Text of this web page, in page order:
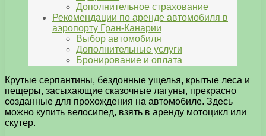
Дополнительное страхование
Рекомендации по аренде автомобиля в
аэропорту Гран-Канарии
Выбор автомобиля
Дополнительные услуги
Бронирование и оплата
Крутые серпантины, бездонные ущелья, крытые леса и
пещеры, засыхающие сказочные лагуны, прекрасно
созданные для прохождения на автомобиле. Здесь
можно купить велосипед, взять в аренду мотоцикл или
скутер.